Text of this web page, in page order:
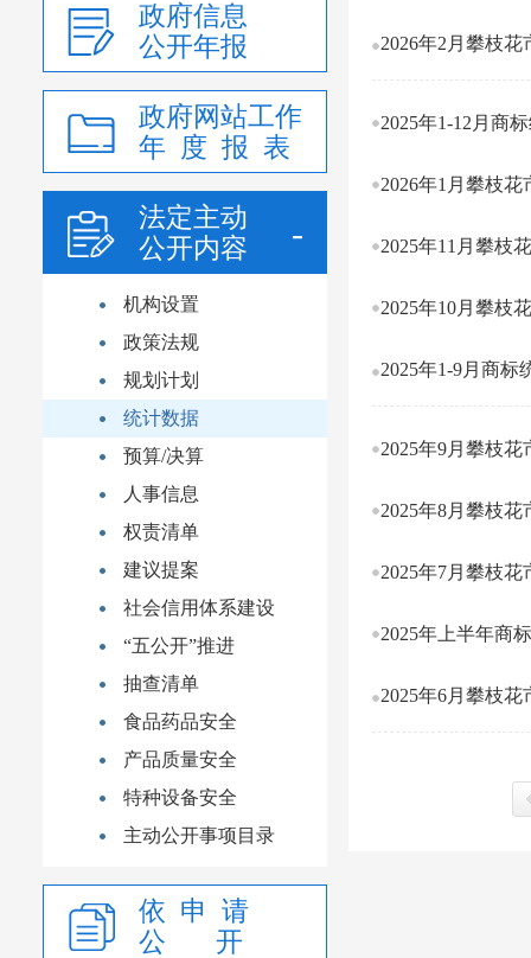
政府信息
公开年报
政府网站工作
年 度 报 表
法定主动
公开内容
机构设置
政策法规
规划计划
统计数据
预算/决算
人事信息
权责清单
建议提案
社会信用体系建设
“五公开”推进
抽查清单
食品药品安全
产品质量安全
特种设备安全
主动公开事项目录
依 申 请
公 开
2026年2月攀枝
2025年1-12月商
2026年1月攀枝
2025年11月攀枝
2025年10月攀枝
2025年1-9月商标
2025年9月攀枝
2025年8月攀枝
2025年7月攀枝
2025年上半年商
2025年6月攀枝